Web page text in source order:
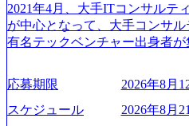
2021年4月、大手ITコンサルテ
が中心となって、大手コンサ
有名テックベンチャー出身者
い」という想いの下で立ち上げ
ーがビジネスの成功に大きな影
て、20年以上にわたって
応募期限
2026年8月
スケジュール
2026年8月